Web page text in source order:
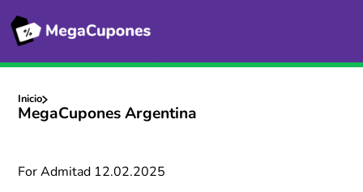
Inicio
MegaCupones Argentina
For Admitad 12.02.2025